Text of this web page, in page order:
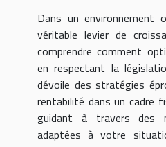
Dans un environnement
véritable levier de
comprendre comment
en respectant la
dévoile des stratégies
rentabilité dans un cadre
guidant à travers des
adaptées à votre